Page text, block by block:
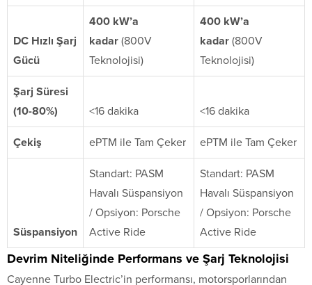
DC Hızlı Şarj
Gücü
400 kW’a
kadar (800V
Teknolojisi)
400 kW’a
kadar (800V
Teknolojisi)
Şarj Süresi
(10-80%)
<16 dakika <16 dakika
Çekiş ePTM ile Tam Çeker ePTM ile Tam Çeker
Süspansiyon
Standart: PASM
Havalı Süspansiyon
/ Opsiyon: Porsche
Active Ride
Standart: PASM
Havalı Süspansiyon
/ Opsiyon: Porsche
Active Ride
Devrim Niteliğinde Performans ve Şarj Teknolojisi
Cayenne Turbo Electric’in performansı, motorsporlarından